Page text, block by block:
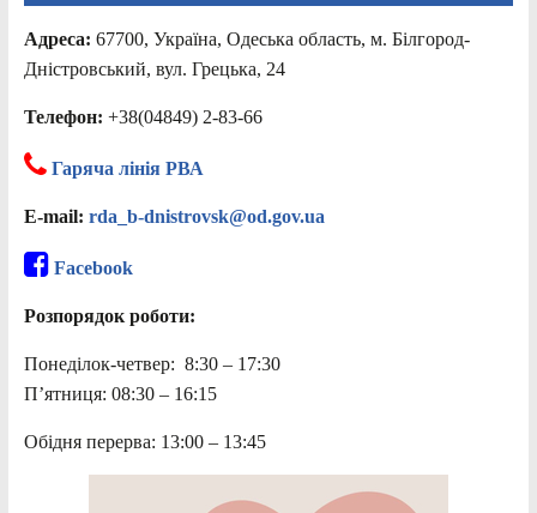
Адреса: 67700, Україна, Одеська область, м. Білгород-
Дністровський, вул. Грецька, 24
Телефон: +38(04849) 2-83-66
Гаряча лінія РВА
E-mail: rda_b-dnistrovsk@od.gov.ua
Facebook
Розпорядок роботи:
Понеділок-четвер: 8:30 – 17:30
П’ятниця: 08:30 – 16:15
Обідня перерва: 13:00 – 13:45